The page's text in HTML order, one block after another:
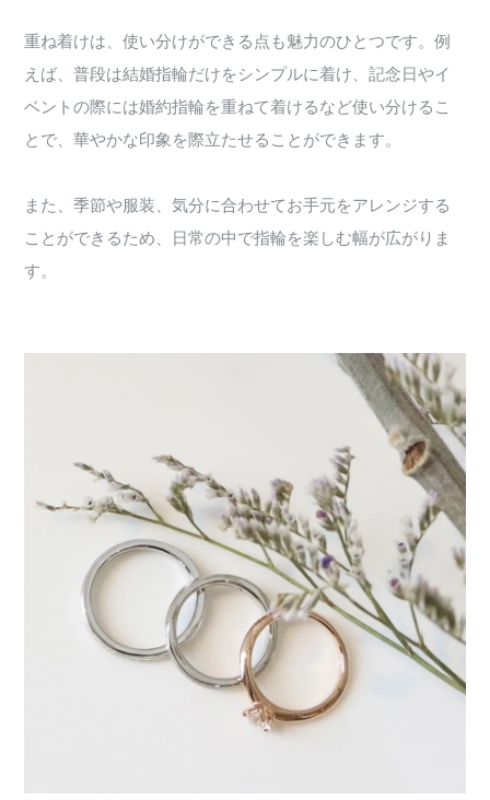
重ね着けは、使い分けができる点も魅力のひとつです。例
えば、普段は結婚指輪だけをシンプルに着け、記念日やイ
ベントの際には婚約指輪を重ねて着けるなど使い分けるこ
とで、華やかな印象を際立たせることができます。
また、季節や服装、気分に合わせてお手元をアレンジする
ことができるため、日常の中で指輪を楽しむ幅が広がりま
す。